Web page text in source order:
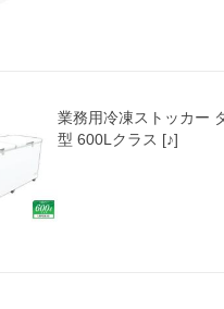
業務用冷凍ストッカ
型 600Lクラス [♪]